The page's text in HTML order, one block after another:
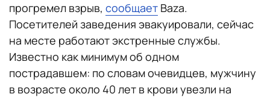
прогремел взрыв, сообщает Baza.
Посетителей заведения эвакуировали, сейчас
на месте работают экстренные службы.
Известно как минимум об одном
пострадавшем: по словам очевидцев, мужчину
в возрасте около 40 лет в крови увезли на